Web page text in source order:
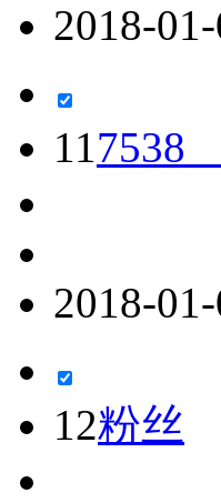
2018-
117538
2018-
12粉丝